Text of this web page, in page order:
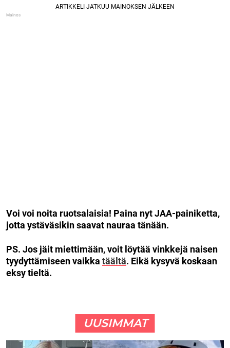
Voi voi noita ruotsalaisia! Paina nyt JAA-painiketta,
jotta ystäväsikin saavat nauraa tänään.
PS. Jos jäit miettimään, voit löytää vinkkejä naisen
tyydyttämiseen vaikka täältä. Eikä kysyvä koskaan
eksy tieltä.
UUSIMMAT